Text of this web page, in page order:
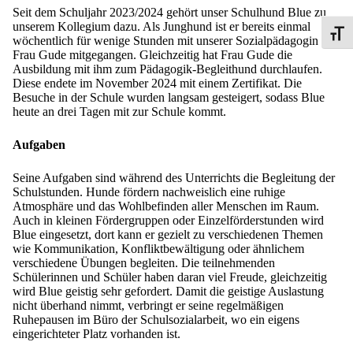
Seit dem Schuljahr 2023/2024 gehört unser Schulhund Blue zu
unserem Kollegium dazu. Als Junghund ist er bereits einmal
wöchentlich für wenige Stunden mit unserer Sozialpädagogin
Frau Gude mitgegangen. Gleichzeitig hat Frau Gude die
Ausbildung mit ihm zum Pädagogik-Begleithund durchlaufen.
Diese endete im November 2024 mit einem Zertifikat. Die
Besuche in der Schule wurden langsam gesteigert, sodass Blue
heute an drei Tagen mit zur Schule kommt.
Aufgaben
Seine Aufgaben sind während des Unterrichts die Begleitung der
Schulstunden. Hunde fördern nachweislich eine ruhige
Atmosphäre und das Wohlbefinden aller Menschen im Raum.
Auch in kleinen Fördergruppen oder Einzelförderstunden wird
Blue eingesetzt, dort kann er gezielt zu verschiedenen Themen
wie Kommunikation, Konfliktbewältigung oder ähnlichem
verschiedene Übungen begleiten. Die teilnehmenden
Schülerinnen und Schüler haben daran viel Freude, gleichzeitig
wird Blue geistig sehr gefordert. Damit die geistige Auslastung
nicht überhand nimmt, verbringt er seine regelmäßigen
Ruhepausen im Büro der Schulsozialarbeit, wo ein eigens
eingerichteter Platz vorhanden ist.